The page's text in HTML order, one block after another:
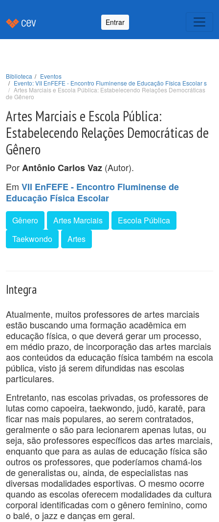
Entrar
Biblioteca
Eventos
Evento: VII EnFEFE - Encontro Fluminense de Educação Física Escolar s
Artes Marciais e Escola Pública: Estabelecendo Relações Democráticas
de Gênero
Artes Marciais e Escola Pública:
Estabelecendo Relações Democráticas de
Gênero
PorAntônio Carlos Vaz (Autor).
Em VII EnFEFE - Encontro Fluminense de
Educação Física Escolar
Gênero Artes Marciais
Escola Pública
Taekwondo
Artes
Integra
Atualmente, muitos professores de artes marciais
estão buscando uma formação acadêmica em
educação física, o que deverá gerar um processo,
em médio prazo, de incorporação das artes marciais
aos conteúdos da educação física também na escola
pública, visto já serem difundidas nas escolas
particulares.
Entretanto, nas escolas privadas, os professores de
lutas como capoeira, taekwondo, judô, karatê, para
ficar nas mais populares, ao serem contratados,
geralmente o são para lecionarem apenas lutas, ou
seja, são professores específicos das artes marciais,
enquanto que para as aulas de educação física são
outros os professores, que poderíamos chamá-los
de generalistas ou, ainda, de especialistas nas
diversas modalidades esportivas. O mesmo ocorre
quando as escolas oferecem modalidades da cultura
corporal identificadas com o gênero feminino, como
o balé, o jazz e danças em geral.